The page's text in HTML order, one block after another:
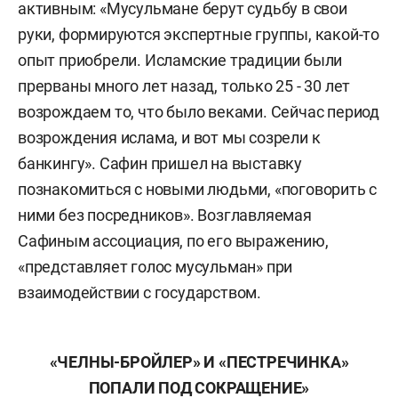
активным: «Мусульмане берут судьбу в свои
руки, формируются экспертные группы, какой-то
опыт приобрели. Исламские традиции были
прерваны много лет назад, только 25 - 30 лет
возрождаем то, что было веками. Сейчас период
возрождения ислама, и вот мы созрели к
банкингу». Сафин пришел на выставку
познакомиться с новыми людьми, «поговорить с
ними без посредников». Возглавляемая
Сафиным ассоциация, по его выражению,
«представляет голос мусульман» при
взаимодействии с государством.
«ЧЕЛНЫ-БРОЙЛЕР» И «ПЕСТРЕЧИНКА»
ПОПАЛИ ПОД СОКРАЩЕНИЕ»